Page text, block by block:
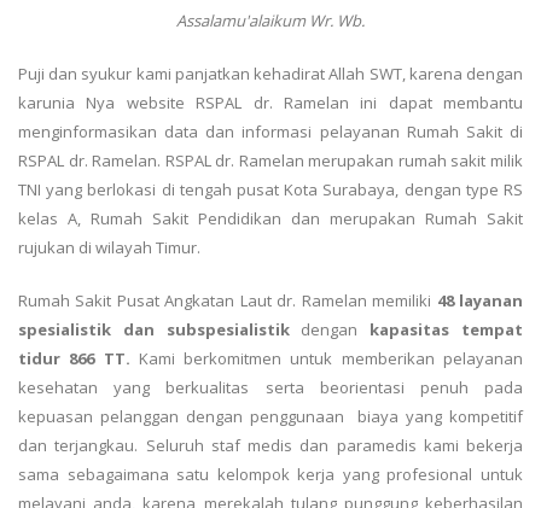
Assalamu'alaikum Wr. Wb.
Puji dan syukur kami panjatkan kehadirat Allah SWT, karena dengan
karunia Nya website RSPAL dr. Ramelan ini dapat membantu
menginformasikan data dan informasi pelayanan Rumah Sakit di
RSPAL dr. Ramelan. RSPAL dr. Ramelan merupakan rumah sakit milik
TNI yang berlokasi di tengah pusat Kota Surabaya, dengan type RS
kelas A, Rumah Sakit Pendidikan dan merupakan Rumah Sakit
rujukan di wilayah Timur.
Rumah Sakit Pusat Angkatan Laut dr. Ramelan memiliki 48 layanan
spesialistik dan subspesialistikdengan kapasitas tempat
tidur 866 TT. Kami berkomitmen untuk memberikan pelayanan
kesehatan yang berkualitas serta beorientasi penuh pada
kepuasan pelanggan dengan penggunaan biaya yang kompetitif
dan terjangkau. Seluruh staf medis dan paramedis kami bekerja
sama sebagaimana satu kelompok kerja yang profesional untuk
melayani anda, karena merekalah tulang punggung keberhasilan